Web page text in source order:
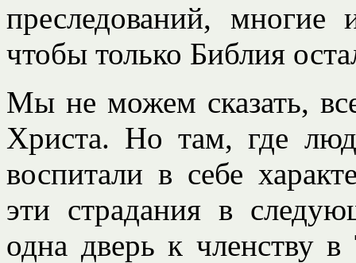
преследований,
чтобы только Библия
Мы не можем сказать,
Христа. Но там, где
воспитали в себе
эти страдания в
одна дверь к членству